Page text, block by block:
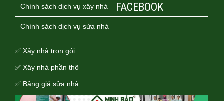
Chính sách dịch vụ xây nhà
Chính sách dịch vụ sửa nhà
✅ Xây nhà trọn gói
✅ Xây nhà phần thô
✅ Bảng giá sửa nhà
FACEBOOK